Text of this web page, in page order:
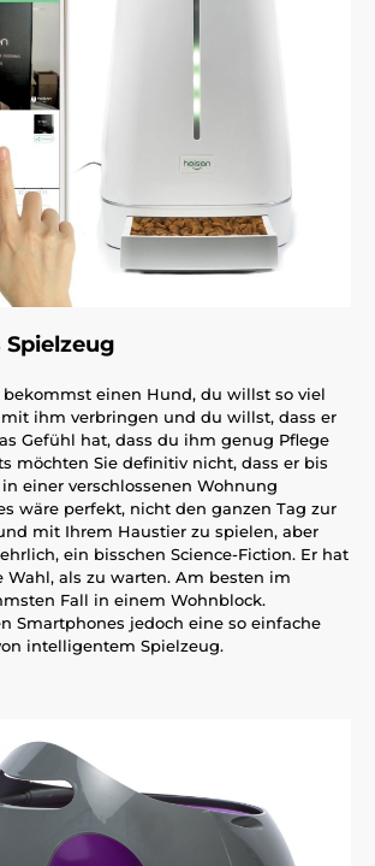
einen Hund, du willst so viel
ihm verbringen und du willst, dass er
Gefühl hat, dass du ihm genug Pflege
möchten Sie definitiv nicht, dass er bis
einer verschlossenen Wohnung
wäre perfekt, nicht den ganzen Tag zur
mit Ihrem Haustier zu spielen, aber
ein bisschen Science-Fiction. Er hat
Wahl, als zu warten. Am besten im
Fall in einem Wohnblock.
Smartphones jedoch eine so einfache
intelligentem Spielzeug.